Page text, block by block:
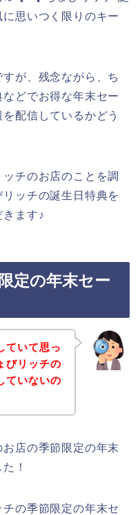
思いつく限りのキー
が、残念ながら、ち
どでお得な年末セー
配信しているかどう
チのお店のことを調
ッチの誕生日特典を
ます♪
定の年末セー
ていて思っ
びリッチの
ていないの
店の季節限定の年末
！
の季節限定の年末セ